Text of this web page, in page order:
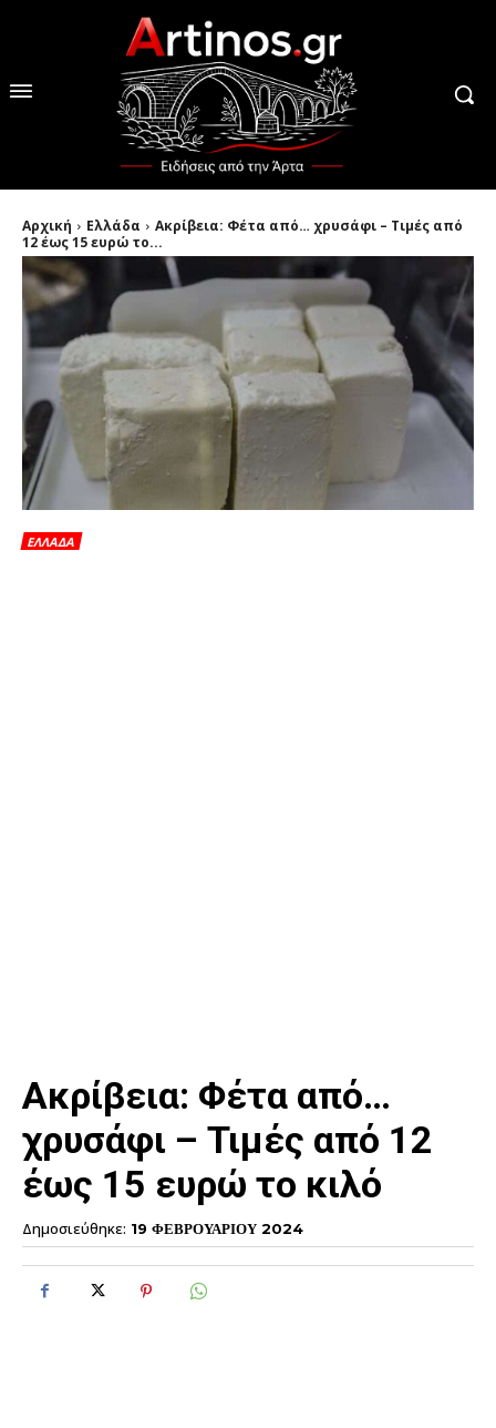
Αρχική Ελλάδα
Ακρίβεια: Φέτα από… χρυσάφι – Τιμές από
12 έως 15 ευρώ το...
ΕΛΛΑΔΑ
Ακρίβεια: Φέτα από…
χρυσάφι – Τιμές από 12
έως 15 ευρώ το κιλό
Δημοσιεύθηκε: 19 ΦΕΒΡΟΥΑΡΙΟΥ 2024